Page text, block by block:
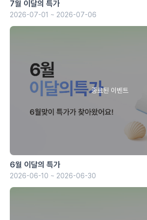
7월 이달의 특가
2026-07-01 ~ 2026-07-06
6월 이달의 특가
2026-06-10 ~ 2026-06-30